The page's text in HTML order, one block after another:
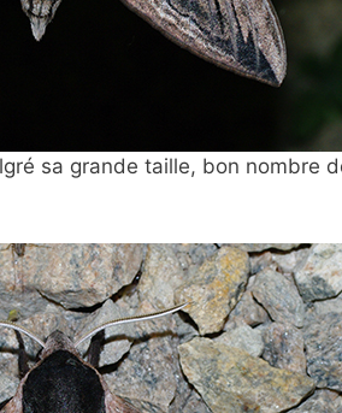
sa grande taille, bon nombre